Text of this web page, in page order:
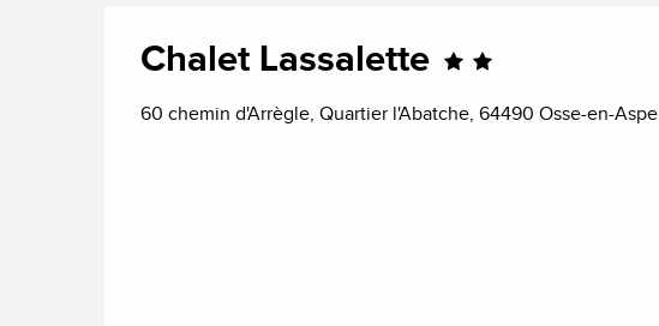
Chalet Lassalette
60 chemin d'Arrègle, Quartier l'Abatche, 64490 Osse-en-Aspe